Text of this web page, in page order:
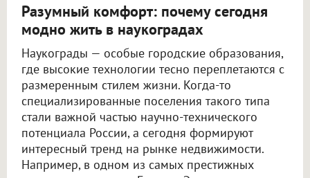
Разумный комфорт: почему сегодня
модно жить в наукоградах
Наукограды — особые городские образования,
где высокие технологии тесно переплетаются с
размеренным стилем жизни. Когда-то
специализированные поселения такого типа
стали важной частью научно-технического
потенциала России, а сегодня формируют
интересный тренд на рынке недвижимости.
Например, в одном из самых престижных